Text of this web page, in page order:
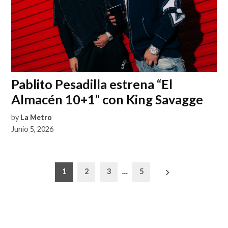
Pablito Pesadilla estrena “El
Almacén 10+1” con King Savagge
by La Metro
Junio 5, 2026
Paginación
1 2 3 … 5